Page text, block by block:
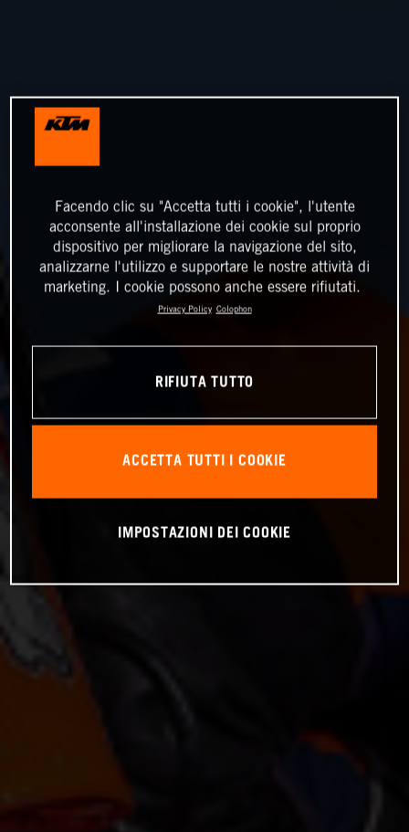
Facendo clic su "Accetta tutti i cookie", l'utente
acconsente all'installazione dei cookie sul proprio
dispositivo per migliorare la navigazione del sito,
analizzarne l'utilizzo e supportare le nostre attività di
marketing. I cookie possono anche essere rifiutati.
Privacy Policy Colophon
RIFIUTA TUTTO
ACCETTA TUTTI I COOKIE
IMPOSTAZIONI DEI COOKIE